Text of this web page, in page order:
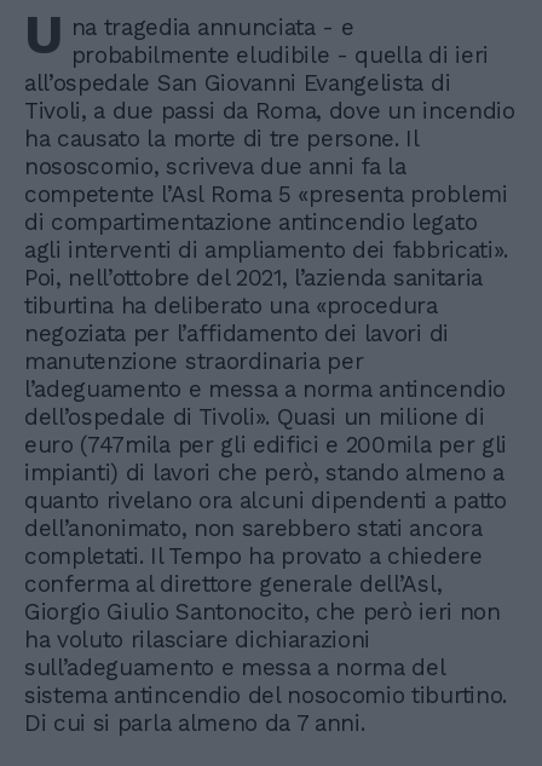
U na tragedia annunciata - e
probabilmente eludibile - quella di ieri
all’ospedale San Giovanni Evangelista di
Tivoli, a due passi da Roma, dove un incendio
ha causato la morte di tre persone. Il
nososcomio, scriveva due anni fa la
competente l’Asl Roma 5 «presenta problemi
di compartimentazione antincendio legato
agli interventi di ampliamento dei fabbricati».
Poi, nell’ottobre del 2021, l’azienda sanitaria
tiburtina ha deliberato una «procedura
negoziata per l’affidamento dei lavori di
manutenzione straordinaria per
l’adeguamento e messa a norma antincendio
dell’ospedale di Tivoli». Quasi un milione di
euro (747mila per gli edifici e 200mila per gli
impianti) di lavori che però, stando almeno a
quanto rivelano ora alcuni dipendenti a patto
dell’anonimato, non sarebbero stati ancora
completati. Il Tempo ha provato a chiedere
conferma al direttore generale dell’Asl,
Giorgio Giulio Santonocito, che però ieri non
ha voluto rilasciare dichiarazioni
sull’adeguamento e messa a norma del
sistema antincendio del nosocomio tiburtino.
Di cui si parla almeno da 7 anni.